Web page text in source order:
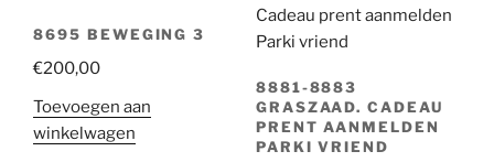
8695 BEWEGING 3
€200,00
Toevoegen aan
winkelwagen
8881-8883
GRASZAAD. CADEAU
PRENT AANMELDEN
PARKI VRIEND